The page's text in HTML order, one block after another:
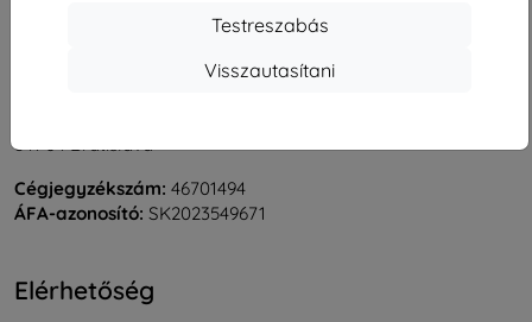
Testreszabás
Visszautasítani
841 04 Bratislava
Cégjegyzékszám: 46701494
ÁFA-azonosító: SK2023549671
Elérhetőség